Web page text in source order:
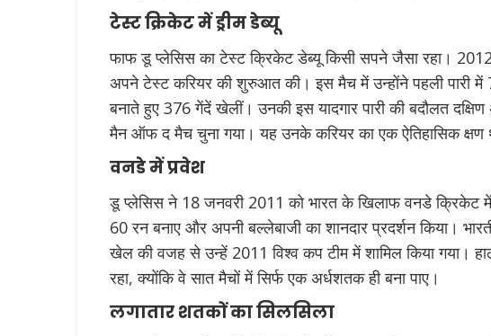
टेस्ट क्रिकेट में ड्रीम डेब्यू
फाफ डू प्लेसिस का टेस्ट क्रिकेट डेब्यू किसी सपने जैसा रहा।
अपने टेस्ट करियर की शुरुआत की। इस मैच में उन्होंने पहली पारी में
बनाते हुए 376 गेंदें खेलीं। उनकी इस यादगार पारी की बदौलत
मैन ऑफ द मैच चुना गया। यह उनके करियर का एक ऐतिहासिक क्षण
वनडे में प्रवेश
डू प्लेसिस ने 18 जनवरी 2011 को भारत के खिलाफ वनडे क्रिकेट में
60 रन बनाए और अपनी बल्लेबाजी का शानदार प्रदर्शन किया।
खेल की वजह से उन्हें 2011 विश्व कप टीम में शामिल किया गया।
रहा, क्योंकि वे सात मैचों में सिर्फ एक अर्धशतक ही बना पाए।
लगातार शतकों का सिलसिला